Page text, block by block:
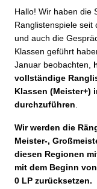
Hallo! Wir haben die
Ranglistenspiele
und auch die
Klassen geführt
Januar beobachten,
vollständige
Klassen (Meister+)
durchzuführen
Wir werden die
Meister-,
diesen Regionen
mit dem Beginn
0 LP zurücksetzen.